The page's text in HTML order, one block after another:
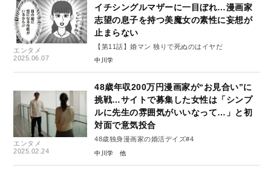
エンタメ
2025.06.07
イチシングルマザーに一目ぼれ…漫画家
志望の息子を持つ美魔女の素性に妄想が
止まらない
【第11話】婚マン 独りで死ぬのはイヤだ
中川学
エンタメ
2025.02.24
48歳年収200万円漫画家が“お見合い”に
挑戦…サイトで募集した女性は「シンプ
ルに先生の雰囲気がいいなって…」と初
対面で意気投合
48歳独身漫画家の婚活デイズ#4
中川学